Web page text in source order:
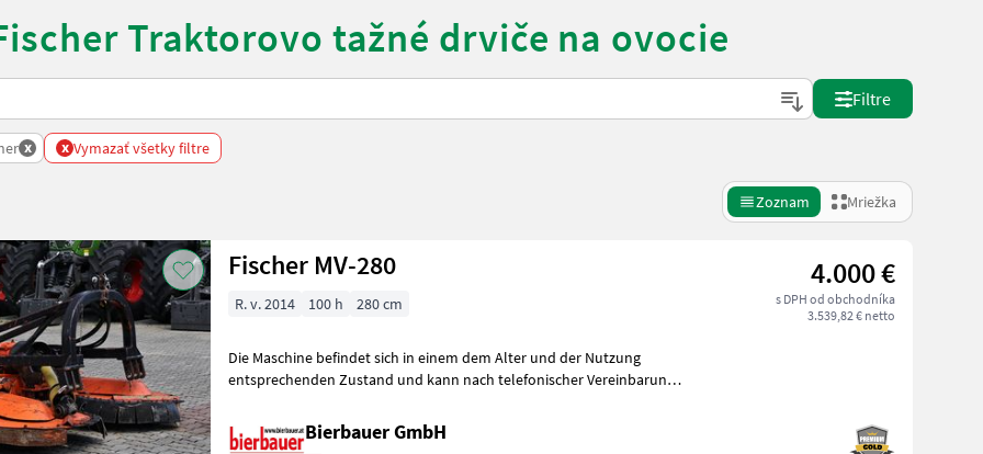
Traktorovo tažné drviče na ovocie
Filtre
x x Vymazať všetky filtre
Zoznam Mriežka
Fischer MV-280 4.000 €
s DPH od obchodníka
3.539,82 € netto
R. v. 2014 100 h 280 cm
Die Maschine befindet sich in einem dem Alter und der Nutzung
entsprechenden Zustand und kann nach telefonischer Vereinbarung
Bierbauer GmbH